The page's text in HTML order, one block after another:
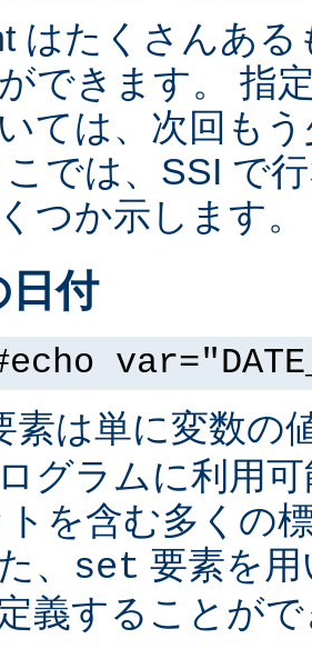
はたくさんあ
できます。 指
ては、次回も
では、SSI で
つか示します。
日付
素は単に変数の
グラムに利用
を含む多くの
、 set 要素を
義することが